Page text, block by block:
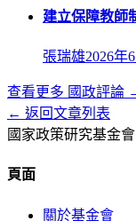
建立保障教師
張瑞雄2026年
查看更多 國政評論
← 返回文章列表
國家政策研究基金會
頁面
關於基金會